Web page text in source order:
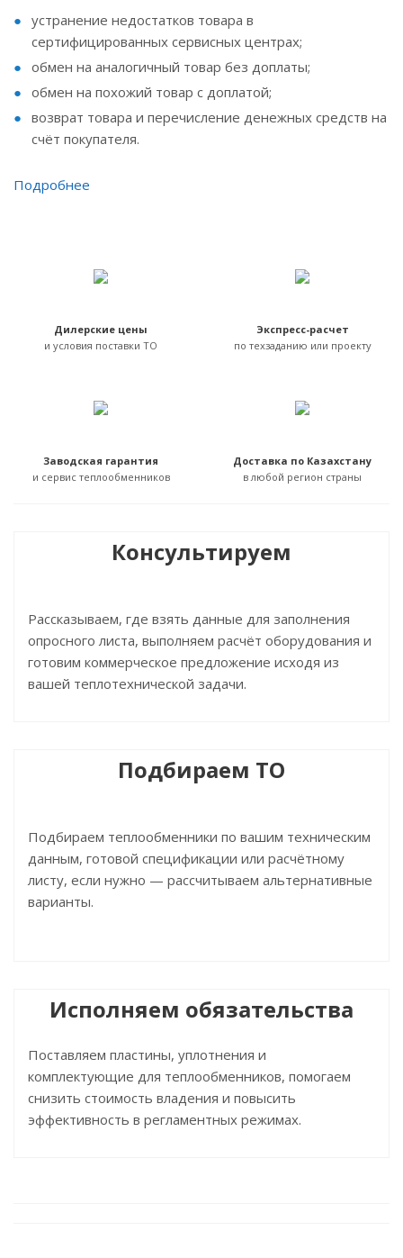
устранение недостатков товара в
сертифицированных сервисных центрах;
обмен на аналогичный товар без доплаты;
обмен на похожий товар с доплатой;
возврат товара и перечисление денежных средств на
счёт покупателя.
Подробнее
Дилерские цены
и условия поставки ТО
Экспресс-расчет
по техзаданию или проекту
Заводская гарантия
и сервис теплообменников
Доставка по Казахстану
в любой регион страны
Консультируем
Рассказываем, где взять данные для заполнения
опросного листа, выполняем расчёт оборудования и
готовим коммерческое предложение исходя из
вашей теплотехнической задачи.
Подбираем ТО
Подбираем теплообменники по вашим техническим
данным, готовой спецификации или расчётному
листу, если нужно — рассчитываем альтернативные
варианты.
Исполняем обязательства
Поставляем пластины, уплотнения и
комплектующие для теплообменников, помогаем
снизить стоимость владения и повысить
эффективность в регламентных режимах.